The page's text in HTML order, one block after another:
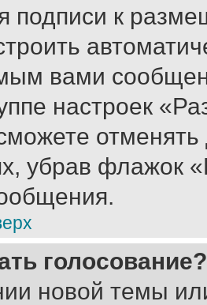
подписи к
вами
настроек
убрав флажок
голосование?
новой темы